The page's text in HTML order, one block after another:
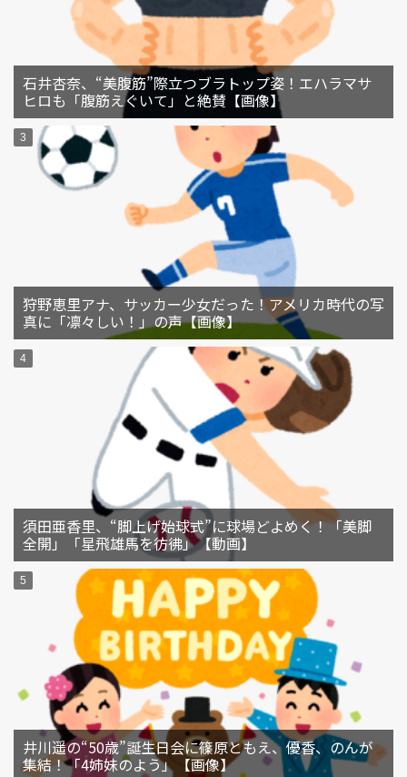
石井杏奈、“美腹筋”際立つブラトップ姿！エハラマサ
ヒロも「腹筋えぐいて」と絶賛【画像】
狩野恵里アナ、サッカー少女だった！アメリカ時代の写
真に「凛々しい！」の声【画像】
須田亜香里、“脚上げ始球式”に球場どよめく！「美脚
全開」「星飛雄馬を彷彿」【動画】
井川遥の“50歳”誕生日会に篠原ともえ、優香、のんが
集結！「4姉妹のよう」【画像】